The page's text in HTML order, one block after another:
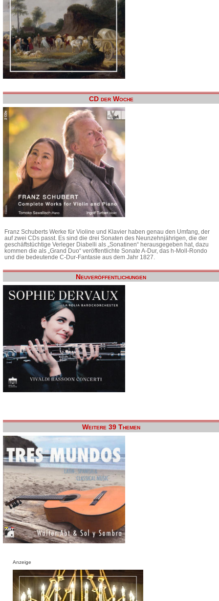
CD der Woche
Franz Schuberts Werke für Violine und Klavier haben genau den Umfang, der
auf zwei CDs passt. Es sind die drei Sonaten des Neunzehnjährigen, die der
geschäftstüchtige Verleger Diabelli als „Sonatinen“ herausgegeben hat, dazu
kommen die als „Grand Duo“ veröffentlichte Sonate A-Dur, das h-Moll-Rondo
und die bedeutende C-Dur-Fantasie aus dem Jahr 1827.
Neuveröffentlichungen
Weitere 39 Themen
Anzeige